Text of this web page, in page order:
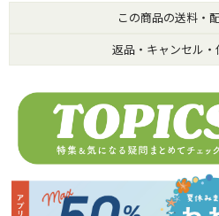
この商品の送料・
返品・キャンセル